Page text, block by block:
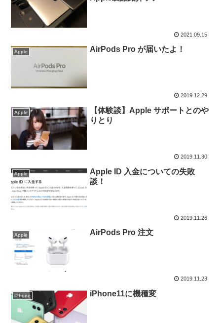
2021.09.15
Apple AirPods Pro が届いたよ！
2019.12.29
Apple
【体験談】Apple サポートとのや
りとり
2019.11.30
Apple
Apple ID 入金についての失敗
談！
2019.11.26
Apple AirPods Pro 注文
2019.11.23
iPhone iPhone11に機種変